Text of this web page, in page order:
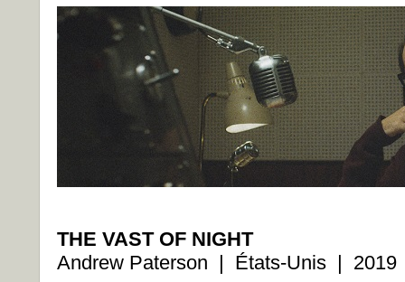
THE VAST OF NIGHT
Andrew Paterson | États-Unis |